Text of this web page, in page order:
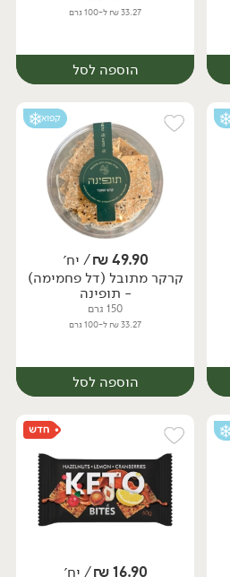
33.27 ₪ ל-100 גרם
הוספה לסל
יח׳
קפוא
49.90
₪/ יח׳
קרקר מתובל (דל פחמימה)
- תופינה
150 גרם
33.27 ₪ ל-100 גרם
הוספה לסל
16.90
₪/ יח׳